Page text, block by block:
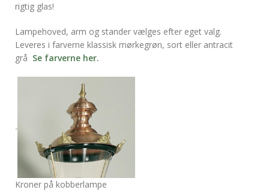
rigtig glas!
Lampehoved, arm og stander vælges efter eget valg.
Leveres i farverne klassisk mørkegrøn, sort eller antracit
grå Se farverne her.
.
Kroner på kobberlampe